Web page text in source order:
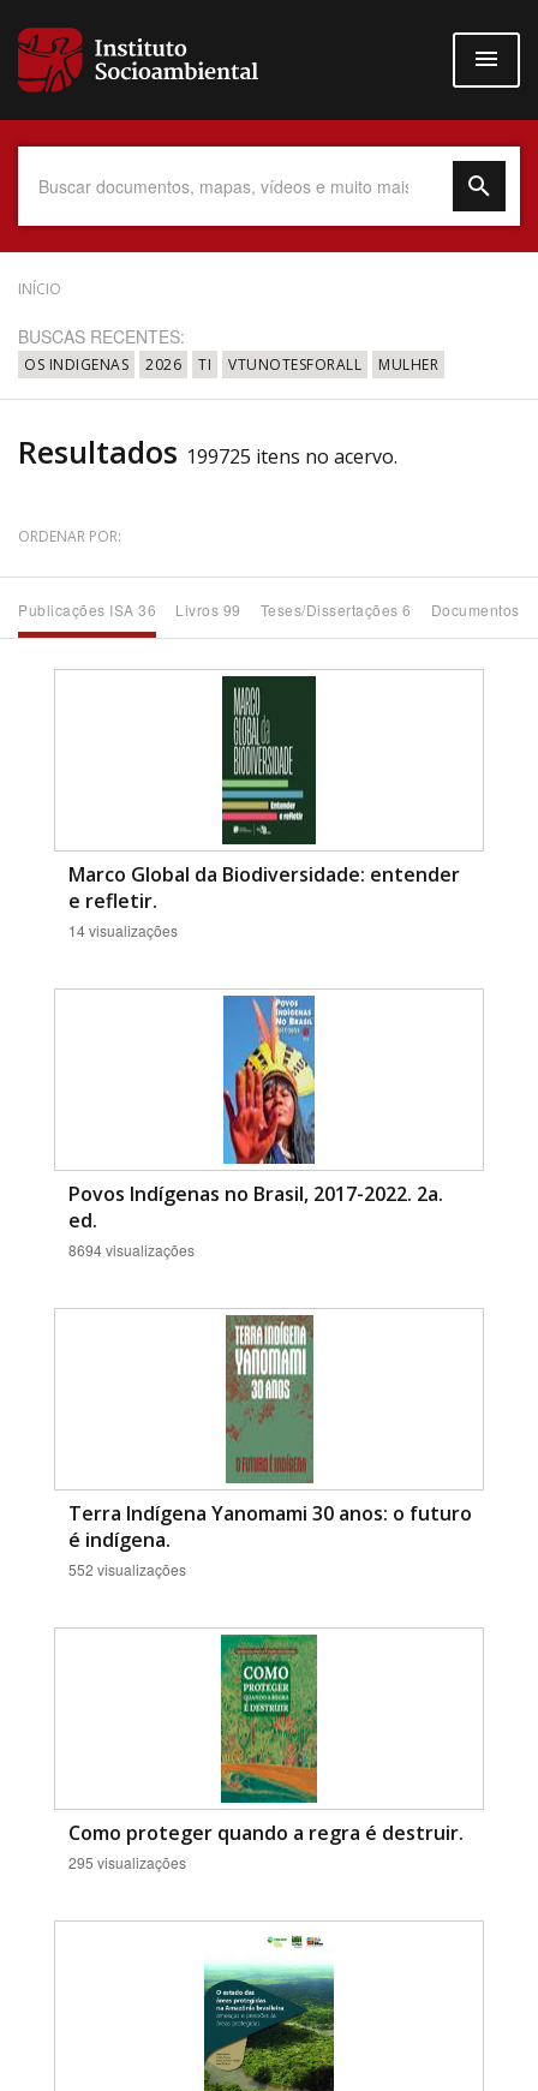
para
conteúdo
Data do Documento
Até
Povo Indígena
Área Protegida
INÍCIO
BUSCAS RECENTES:
OS INDIGENAS 2026 TI VTUNOTESFORALL MULHER
Resultados 199725 itens no acervo.
ORDENAR POR:
Publicações ISA 36 Livros 99 Teses/Dissertações 6 Documentos
Marco Global da Biodiversidade: entender
e refletir.
14 visualizações
Povos Indígenas no Brasil, 2017-2022. 2a.
ed.
8694 visualizações
Terra Indígena Yanomami 30 anos: o futuro
é indígena.
552 visualizações
Como proteger quando a regra é destruir.
295 visualizações